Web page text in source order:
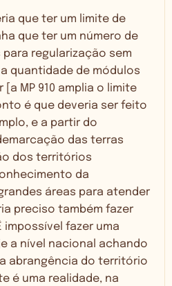
que ter um limite de
que ter um número de
regularização sem
quantidade de módulos
MP 910 amplia o limite
é que deveria ser feito
e a partir do
das terras
dos territórios
da
áreas para atender
preciso também fazer
impossível fazer uma
a nível nacional achando
abrangência do território
é uma realidade, na